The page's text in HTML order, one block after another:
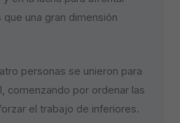
una gran dimensión
personas se unieron para
comenzando por ordenar las
el trabajo de inferiores.